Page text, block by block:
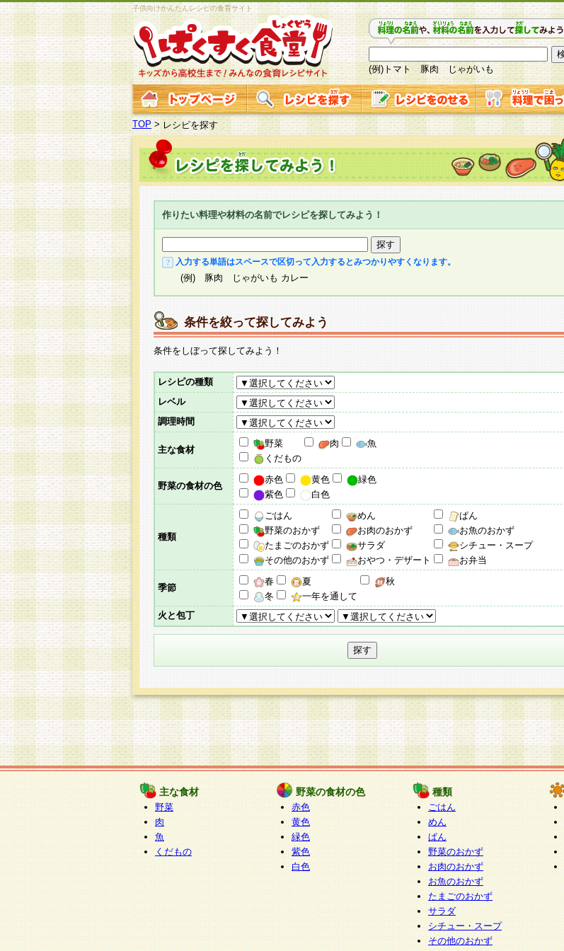
子供向けかんたんレシピの食育サイト
(例)トマト 豚肉 じゃがいも
TOP >レシピを探す
作りたい料理や材料の名前でレシピを探してみよう！
入力する単語はスペースで区切って入力するとみつかりやすくなります。
(例) 豚肉 じゃがいも カレー
条件を絞って探してみよう
条件をしぼって探してみよう！
レシピの種類
レベル
調理時間
主な食材
野菜 肉
魚
くだもの
野菜の食材の色
赤色 黄色
緑色
紫色
白色
種類
ごはん めん
ぱん
野菜のおかず
お肉のおかず
お魚のおかず
たまごのおかず
サラダ
シチュー・スープ
その他のおかず
おやつ・デザート お弁当
季節
春 夏
秋
冬
一年を通して
火と包丁
主な食材
野菜
肉
魚
くだもの
野菜の食材の色
赤色
黄色
緑色
紫色
白色
種類
ごはん
めん
ぱん
野菜のおかず
お肉のおかず
お魚のおかず
たまごのおかず
サラダ
シチュー・スープ
その他のおかず